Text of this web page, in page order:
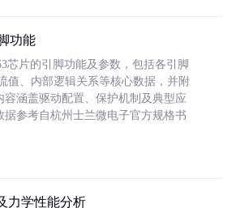
功能
芯片的引脚功能及参数，包括各引脚
值、内部逻辑关系等核心数据，并附
容涵盖驱动配置、保护机制及典型应
据参考自杭州士兰微电子官方规格书
力学性能分析